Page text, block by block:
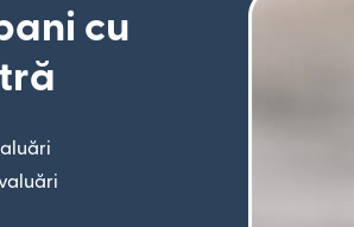
cu
(se deschide într-o fereastră nouă)
(se deschide într-o fereastră nouă)